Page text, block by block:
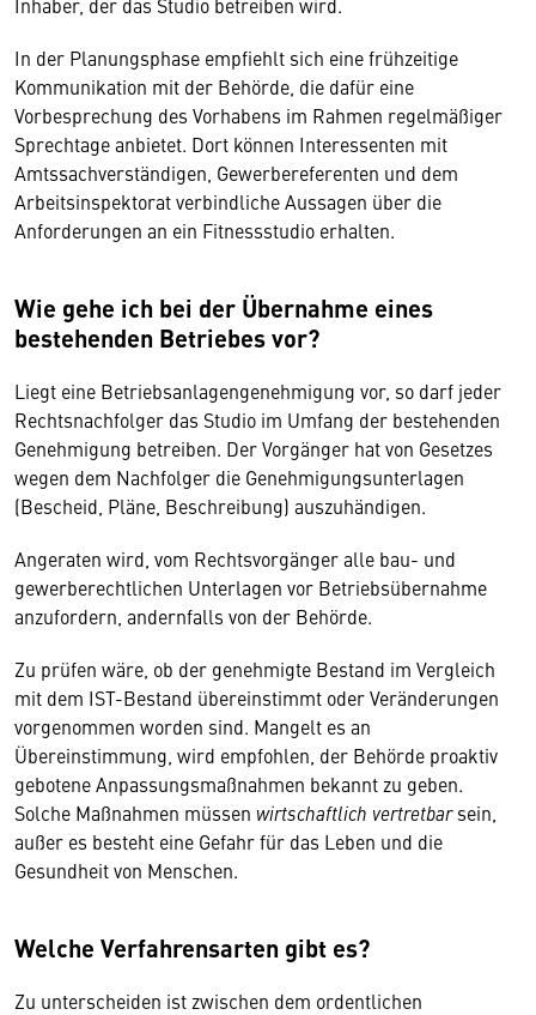
In der Planungsphase empfiehlt sich eine frühzeitige
Kommunikation mit der Behörde, die dafür eine
Vorbesprechung des Vorhabens im Rahmen regelmäßiger
Sprechtage anbietet. Dort können Interessenten mit
Amtssachverständigen, Gewerbereferenten und dem
Arbeitsinspektorat verbindliche Aussagen über die
Anforderungen an ein Fitnessstudio erhalten.
Wie gehe ich bei der Übernahme eines
bestehenden Betriebes vor?
Liegt eine Betriebsanlagengenehmigung vor, so darf jeder
Rechtsnachfolger das Studio im Umfang der bestehenden
Genehmigung betreiben. Der Vorgänger hat von Gesetzes
wegen dem Nachfolger die Genehmigungsunterlagen
(Bescheid, Pläne, Beschreibung) auszuhändigen.
Angeraten wird, vom Rechtsvorgänger alle bau- und
gewerberechtlichen Unterlagen vor Betriebsübernahme
anzufordern, andernfalls von der Behörde.
Zu prüfen wäre, ob der genehmigte Bestand im Vergleich
mit dem IST-Bestand übereinstimmt oder Veränderungen
vorgenommen worden sind. Mangelt es an
Übereinstimmung, wird empfohlen, der Behörde proaktiv
gebotene Anpassungsmaßnahmen bekannt zu geben.
Solche Maßnahmen müssen wirtschaftlich vertretbarsein,
außer es besteht eine Gefahr für das Leben und die
Gesundheit von Menschen.
Welche Verfahrensarten gibt es?
Zu unterscheiden ist zwischen dem ordentlichen